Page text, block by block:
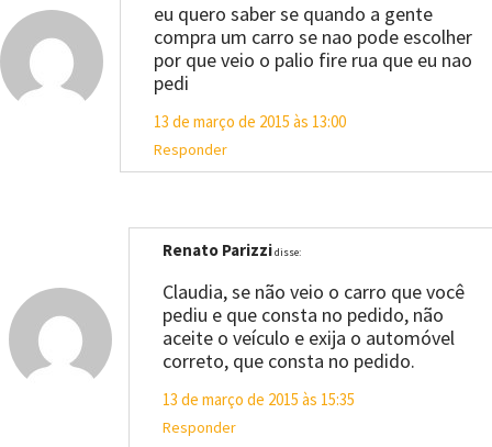
eu quero saber se quando a gente
compra um carro se nao pode escolher
por que veio o palio fire rua que eu nao
pedi
13 de março de 2015 às 13:00
Responder
Renato Parizzidisse:
Claudia, se não veio o carro que você
pediu e que consta no pedido, não
aceite o veículo e exija o automóvel
correto, que consta no pedido.
13 de março de 2015 às 15:35
Responder